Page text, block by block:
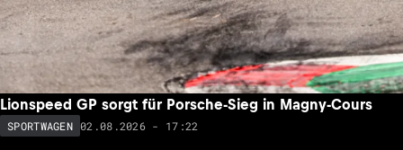
Lionspeed GP sorgt für Porsche-Sieg in Magny-Cours
SPORTWAGEN 02.08.2026 - 17:22